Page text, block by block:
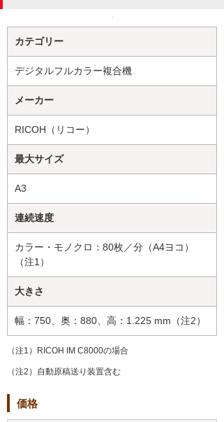
カテゴリー
デジタルフルカラー複合機
メーカー
RICOH（リコー）
最大サイズ
A3
連続速度
カラー・モノクロ：80枚／分（A4ヨコ）
（注1）
大きさ
幅：750、奥：880、高：1.225 mm（注2）
（注1）RICOH IM C8000の場合
（注2）自動原稿送り装置含む
価格